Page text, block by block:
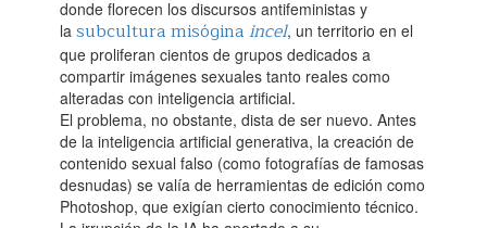
donde florecen los discursos antifeministas y
la subcultura misógina incel, un territorio en el
que proliferan cientos de grupos dedicados a
compartir imágenes sexuales tanto reales como
alteradas con inteligencia artificial.‌
El problema, no obstante, dista de ser nuevo. Antes
de la inteligencia artificial generativa, la creación de
contenido sexual falso (como fotografías de famosas
desnudas) se valía de herramientas de edición como
Photoshop, que exigían cierto conocimiento técnico.